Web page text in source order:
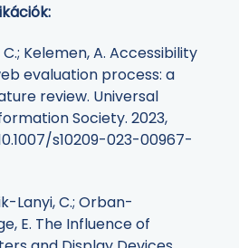
C.; Kelemen, A. Accessibility
evaluation process: a
review. Universal
Society. 2023,
s10209-023-00967-
Lanyi, C.; Orban-
E. The Influence of